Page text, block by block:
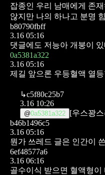
잡종인 우리 남매에게 존
않지만 나의 하나고 분명
b80790fbff
3.16 05:16
댓글에도 저능아 개붕이 있
0a5381a322
3.16 05:16
제길 앞으론 우등혈액 열
↳c5f80c25b7
3.16 10:26
@0a5381a322 [우스꽝
b46b1496c5
3.16 05:16
뭔가 쓰레드 글은 인간이
6ef48577a6
3.16 06:16
골수이식 받으면 혈액형이